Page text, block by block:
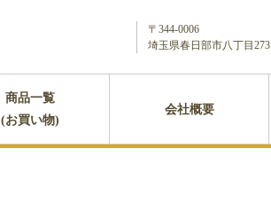
〒344-0006
埼玉県春日部市八丁目273
商品一覧
(お買い物)
会社概要